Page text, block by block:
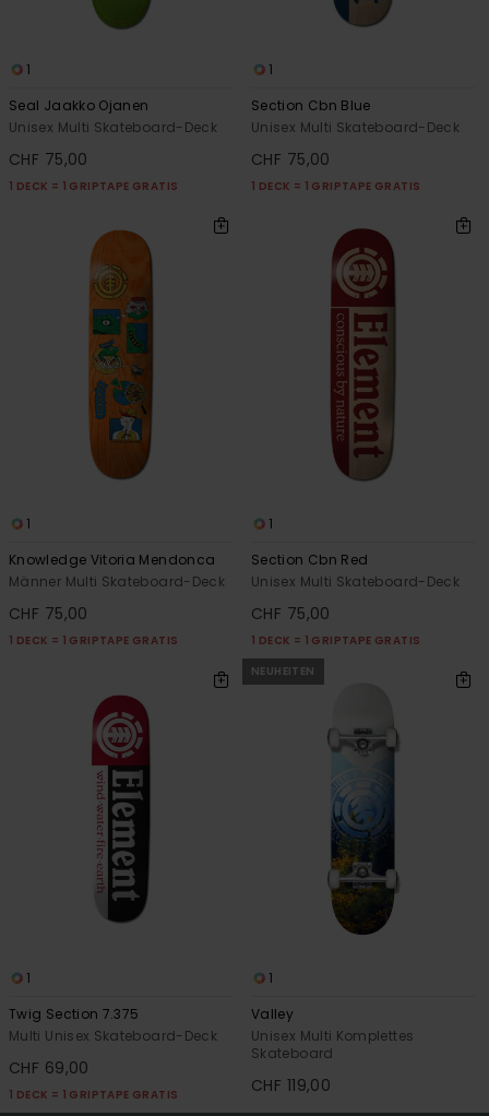
1
Seal Jaakko Ojanen
Unisex Multi Skateboard-Deck
CHF 75,00
1 DECK = 1 GRIPTAPE GRATIS
1
Section Cbn Blue
Unisex Multi Skateboard-Deck
CHF 75,00
1 DECK = 1 GRIPTAPE GRATIS
1
Knowledge Vitoria Mendonca
Männer Multi Skateboard-Deck
CHF 75,00
1 DECK = 1 GRIPTAPE GRATIS
1
Section Cbn Red
Unisex Multi Skateboard-Deck
CHF 75,00
1 DECK = 1 GRIPTAPE GRATIS
1
Twig Section 7.375
Multi Unisex Skateboard-Deck
CHF 69,00
1 DECK = 1 GRIPTAPE GRATIS
NEUHEITEN
1
Valley
Unisex Multi Komplettes
Skateboard
CHF 119,00